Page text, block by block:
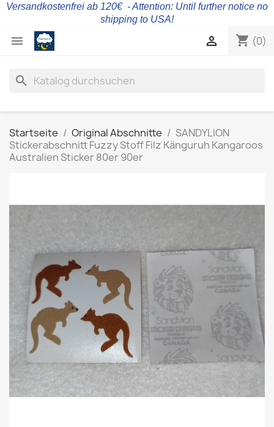
Versandkostenfrei ab 120€ - Attention: Until further notice no
shipping to USA!
 shopping_cart (0)

search
Startseite Original Abschnitte
SANDYLION
Stickerabschnitt Fuzzy Stoff Filz Känguruh Kangaroos
Australien Sticker 80er 90er